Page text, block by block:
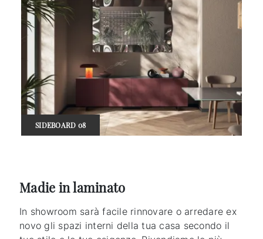
SIDEBOARD 08
Madie in laminato
In showroom sarà facile rinnovare o arredare ex
novo gli spazi interni della tua casa secondo il